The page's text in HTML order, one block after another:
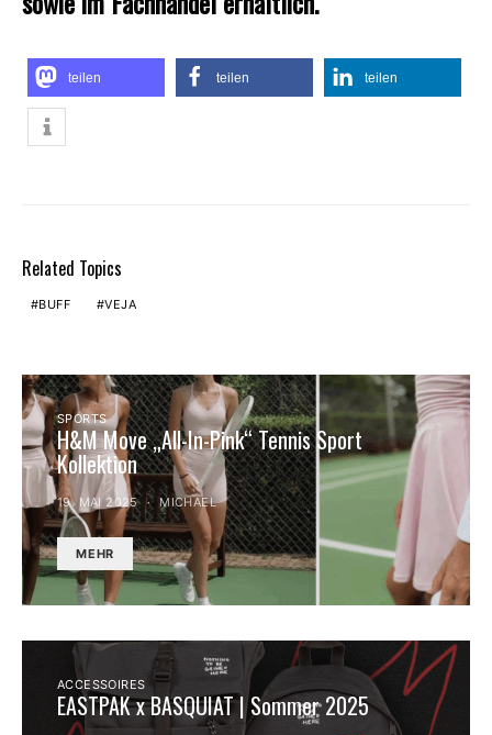
teilen teilen teilen
Related Topics
BUFF VEJA
SPORTS
H&M Move „All-In-Pink“ Tennis Sport
Kollektion
19. MAI 2025 MICHAEL
MEHR
ACCESSOIRES
EASTPAK x BASQUIAT | Sommer 2025